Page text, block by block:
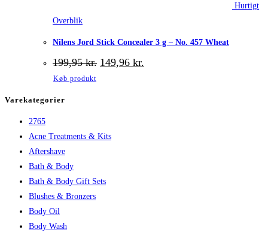
Hurtigt
Overblik
Nilens Jord Stick Concealer 3 g – No. 457 Wheat
199,95kr. Den
oprindelige
149,96 kr.
aktuelle
Køb produkt
Varekategorier
2765
Acne Treatments & Kits
Aftershave
Bath & Body
Bath & Body Gift Sets
Blushes & Bronzers
Body Oil
Body Wash